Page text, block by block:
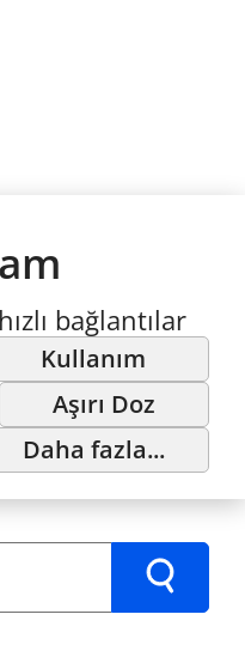
bağlantılar
Kullanım
Aşırı Doz
Daha fazla...